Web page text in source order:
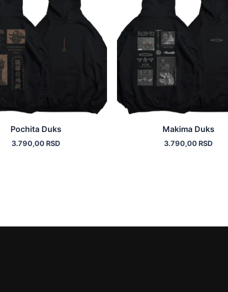
Pochita Duks
3.790,00 RSD
ima
više
stranici
Makima Duks
3.790,00 RSD
ima
više
stranici